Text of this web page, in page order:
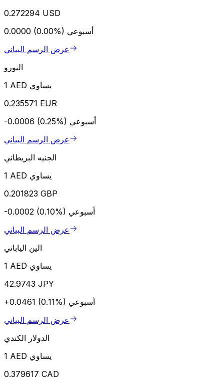
0.272294 USD
0.0000 (0.00%) أسبوعي
عرض الرسم البياني
اليورو
1 AED يساوي
0.235571 EUR
-0.0006 (0.25%) أسبوعي
عرض الرسم البياني
الجنيه البريطاني
1 AED يساوي
0.201823 GBP
-0.0002 (0.10%) أسبوعي
عرض الرسم البياني
الين الياباني
1 AED يساوي
42.9743 JPY
+0.0461 (0.11%) أسبوعي
عرض الرسم البياني
الدولار الكندي
1 AED يساوي
0.379617 CAD